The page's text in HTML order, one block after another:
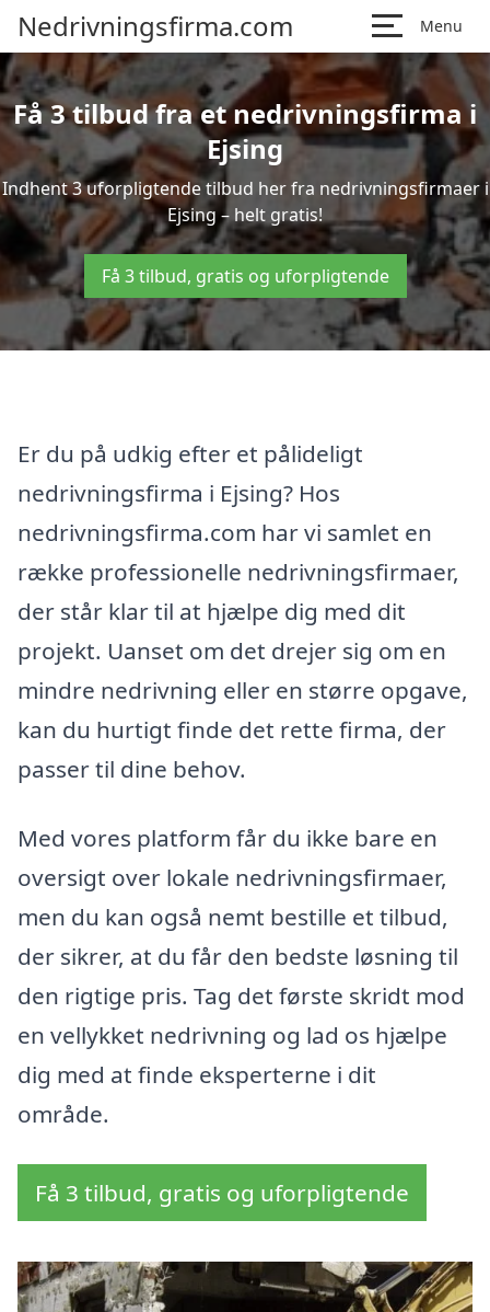
Nedrivningsfirma.com Menu
Få 3 tilbud fra et nedrivningsfirma i
Ejsing
Indhent 3 uforpligtende tilbud her fra nedrivningsfirmaer i
Ejsing – helt gratis!
Få 3 tilbud, gratis og uforpligtende
Er du på udkig efter et pålideligt
nedrivningsfirma i Ejsing? Hos
nedrivningsfirma.com har vi samlet en
række professionelle nedrivningsfirmaer,
der står klar til at hjælpe dig med dit
projekt. Uanset om det drejer sig om en
mindre nedrivning eller en større opgave,
kan du hurtigt finde det rette firma, der
passer til dine behov.
Med vores platform får du ikke bare en
oversigt over lokale nedrivningsfirmaer,
men du kan også nemt bestille et tilbud,
der sikrer, at du får den bedste løsning til
den rigtige pris. Tag det første skridt mod
en vellykket nedrivning og lad os hjælpe
dig med at finde eksperterne i dit
område.
Få 3 tilbud, gratis og uforpligtende